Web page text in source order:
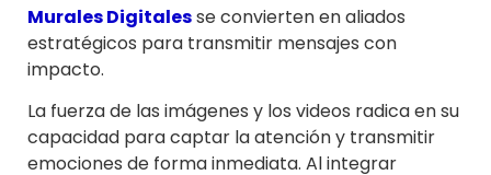
Murales Digitalesse convierten en aliados
estratégicos para transmitir mensajes con
impacto.
La fuerza de las imágenes y los videos radica en su
capacidad para captar la atención y transmitir
emociones de forma inmediata. Al integrar